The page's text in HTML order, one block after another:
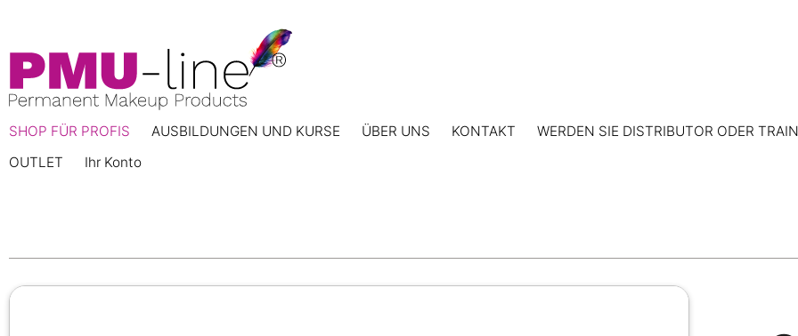
SHOP FÜR PROFIS AUSBILDUNGEN UND KURSE ÜBER UNS KONTAKT
WERDEN SIE DISTRIBUTOR ODER
OUTLET
Ihr Konto